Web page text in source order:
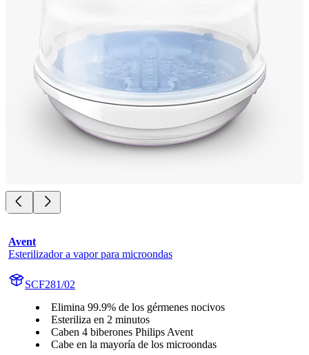
Avent
Esterilizador a vapor para microondas
SCF281/02
Elimina 99.9% de los gérmenes nocivos
Esteriliza en 2 minutos
Caben 4 biberones Philips Avent
Cabe en la mayoría de los microondas